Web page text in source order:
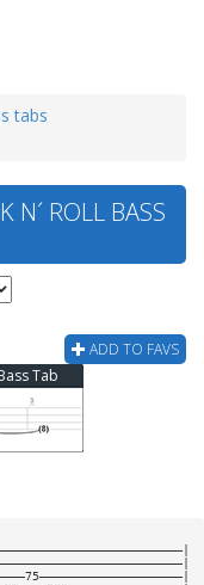
tabs
N´ ROLL BASS
ADD TO FAVS
Tab